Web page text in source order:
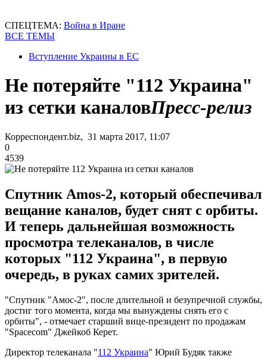
СПЕЦТЕМА: Война в Иране
ВСЕ ТЕМЫ
Вступление Украины в ЕС
Не потеряйте "112 Украина"
из сетки каналовПресс-релиз
Корреспондент.biz, 31 марта 2017, 11:07
0
4539
Спутник Amos-2, который обеспечивал
вещание каналов, будет снят с орбиты.
И теперь дальнейшая возможность
просмотра телеканалов, в числе
которых "112 Украина", в первую
очередь, в руках самих зрителей.
"Спутник "Амос-2", после длительной и безупречной службы,
достиг того момента, когда мы вынуждены снять его с
орбиты", - отмечает старший вице-президент по продажам
"Spacecom" Джейкоб Керет.
Директор телеканала "112 Украина" Юрий Будяк также